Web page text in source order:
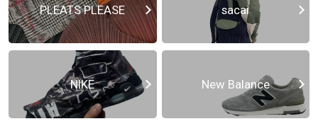
PLEATS PLEASE sacai
NIKE New Balance